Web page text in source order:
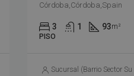
Córdoba,Córdoba,Spain
3 1 93m²
PISO
Sucursal (Barrio Sector Sur)